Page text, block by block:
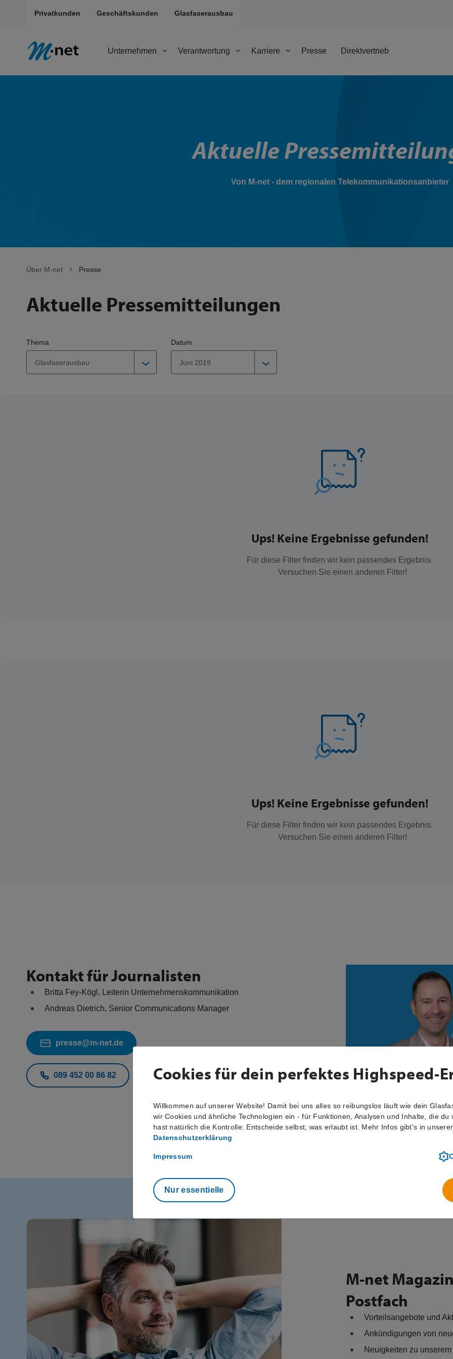
Privatkunden Geschäftskunden Glasfaserausbau
Unternehmen Verantwortung Karriere Presse Direktvertrieb
Aktuelle
Von M-net - dem regionalen Telekommunikationsanbieter
Über M-net Presse
Aktuelle Pressemitteilungen
Thema
Glasfaserausbau
Datum
Juni 2019
Ups! Keine Ergebnisse gefunden!
Für diese Filter finden wir kein passendes Ergebnis.
Versuchen Sie einen anderen Filter!
Ups! Keine Ergebnisse gefunden!
Für diese Filter finden wir kein passendes Ergebnis.
Versuchen Sie einen anderen Filter!
Kontakt für Journalisten
Britta Fey-Kögl, Leiterin Unternehmenskommunikation
Andreas Dietrich, Senior Communications Manager
presse@m-net.de
089 452 00 86 82
M-net
Postfach
Vorteilsangebote und
Ankündigungen von
Neuigkeiten zu
Cookies für dein perfektes Highspeed-
Willkommen auf unserer Website! Damit bei uns alles so reibungslos läuft wie dein
wir Cookies und ähnliche Technologien ein - für Funktionen, Analysen und Inhalte, die du
hast natürlich die Kontrolle: Entscheide selbst, was erlaubt ist. Mehr Infos gibt's in unserer
Datenschutzerklärung
Impressum
Nur essentielle